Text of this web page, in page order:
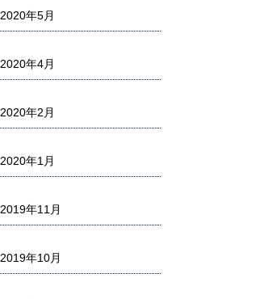
2020年5月
2020年4月
2020年2月
2020年1月
2019年11月
2019年10月